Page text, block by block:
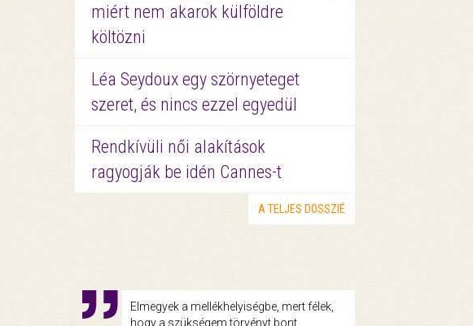
miért nem akarok külföldre
költözni
Léa Seydoux egy szörnyeteget
szeret, és nincs ezzel egyedül
Rendkívüli női alakítások
ragyogják be idén Cannes-t
A TELJES DOSSZIÉ
Elmegyek a mellékhelyiségbe, mert félek,
hogy a szükségem törvényt bont.